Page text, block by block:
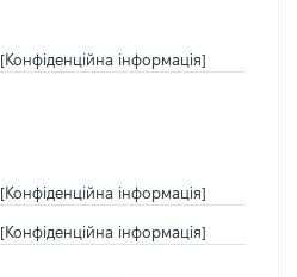
[Конфіденційна інформація]
[Конфіденційна інформація]
[Конфіденційна інформація]